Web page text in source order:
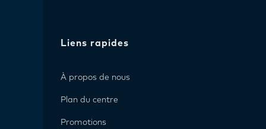
Liens rapides
À propos de nous
Plan du centre
Promotions